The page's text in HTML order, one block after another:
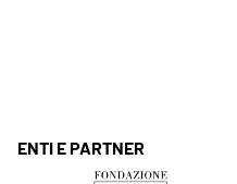
ENTI E PARTNER